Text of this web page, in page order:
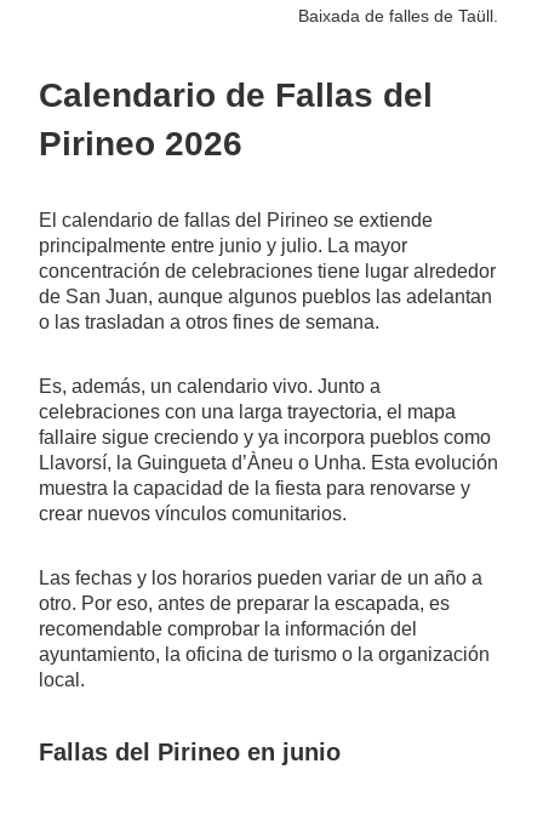
Baixada de falles de Taüll.
Calendario de Fallas del
Pirineo 2026
El calendario de fallas del Pirineo se extiende
principalmente entre junio y julio. La mayor
concentración de celebraciones tiene lugar alrededor
de San Juan, aunque algunos pueblos las adelantan
o las trasladan a otros fines de semana.
Es, además, un calendario vivo. Junto a
celebraciones con una larga trayectoria, el mapa
fallaire sigue creciendo y ya incorpora pueblos como
Llavorsí, la Guingueta d’Àneu o Unha. Esta evolución
muestra la capacidad de la fiesta para renovarse y
crear nuevos vínculos comunitarios.
Las fechas y los horarios pueden variar de un año a
otro. Por eso, antes de preparar la escapada, es
recomendable comprobar la información del
ayuntamiento, la oficina de turismo o la organización
local.
Fallas del Pirineo en junio